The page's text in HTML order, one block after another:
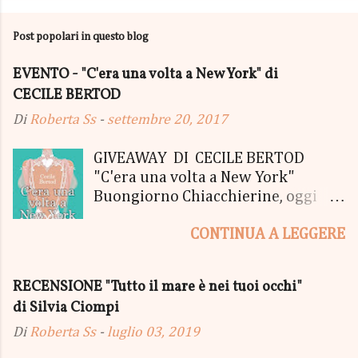
Post popolari in questo blog
EVENTO - "C'era una volta a New York" di
CECILE BERTOD
DiRoberta Ss - settembre 20, 2017
GIVEAWAY DI CECILE BERTOD
"C'era una volta a New York"
Buongiorno Chiacchierine, oggi
lanciamo il SUPER MEGA GIVEAWAY
05 Ottobre di "C'era una volta a
New York", edito Newton Compton.
Un Giveaway molto ricco per la
CONTINUA A LEGGERE
RECENSIONE "Tutto il mare è nei tuoi occhi"
di Silvia Ciompi
DiRoberta Ss - luglio 03, 2019